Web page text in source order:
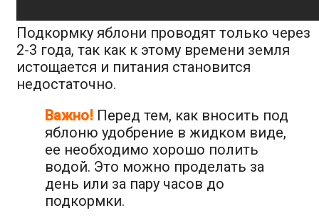
Подкормку яблони проводят только через
2-3 года, так как к этому времени земля
истощается и питания становится
недостаточно.
Важно! Перед тем, как вносить под
яблоню удобрение в жидком виде,
ее необходимо хорошо полить
водой. Это можно проделать за
день или за пару часов до
подкормки.